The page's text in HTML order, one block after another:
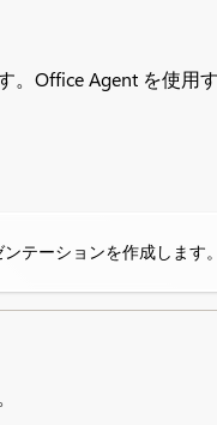
Office Agent を使用
テーションを作成します。